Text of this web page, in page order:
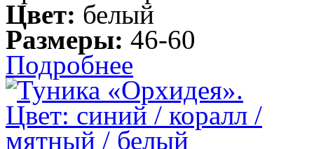
Цвет: белый
Размеры: 46-60
Подробнее